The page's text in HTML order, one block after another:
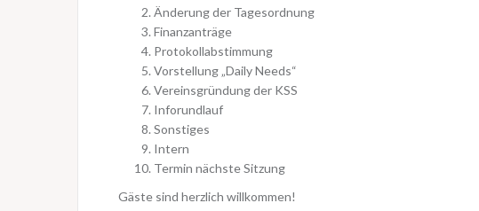
Änderung der Tagesordnung
Finanzanträge
Protokollabstimmung
Vorstellung „Daily Needs“
Vereinsgründung der KSS
Inforundlauf
Sonstiges
Intern
Termin nächste Sitzung
Gäste sind herzlich willkommen!